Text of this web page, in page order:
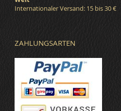
Internationaler Versand: 15 bis 30 €
ZAHLUNGSARTEN